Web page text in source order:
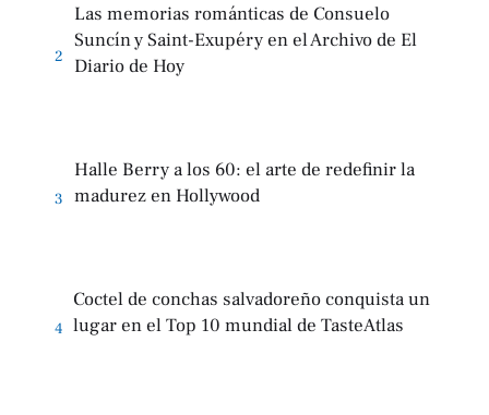
2
Las memorias románticas de Consuelo
Suncín y Saint-Exupéry en el Archivo de El
Diario de Hoy
3
Halle Berry a los 60: el arte de redefinir la
madurez en Hollywood
4
Coctel de conchas salvadoreño conquista un
lugar en el Top 10 mundial de TasteAtlas